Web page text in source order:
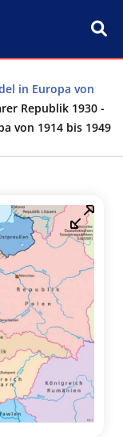
in Europa von
Republik 1930 -
von 1914 bis 1949